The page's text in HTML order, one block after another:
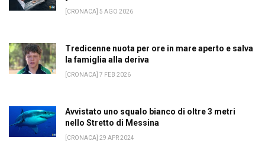
[CRONACA] 5 AGO 2026
Tredicenne nuota per ore in mare aperto e salva
la famiglia alla deriva
[CRONACA] 7 FEB 2026
Avvistato uno squalo bianco di oltre 3 metri
nello Stretto di Messina
[CRONACA] 29 APR 2024